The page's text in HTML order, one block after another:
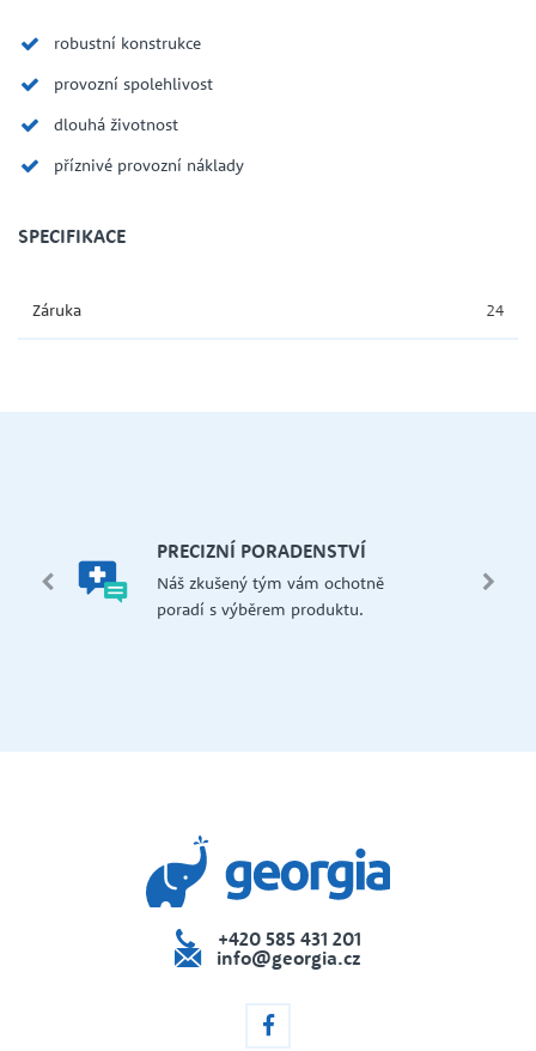
robustní konstrukce
provozní spolehlivost
dlouhá životnost
příznivé provozní náklady
SPECIFIKACE
Záruka 24
PRECIZNÍ PORADENSTVÍ
Náš zkušený tým vám ochotně
poradí s výběrem produktu.
+420 585 431 201
info@georgia.cz